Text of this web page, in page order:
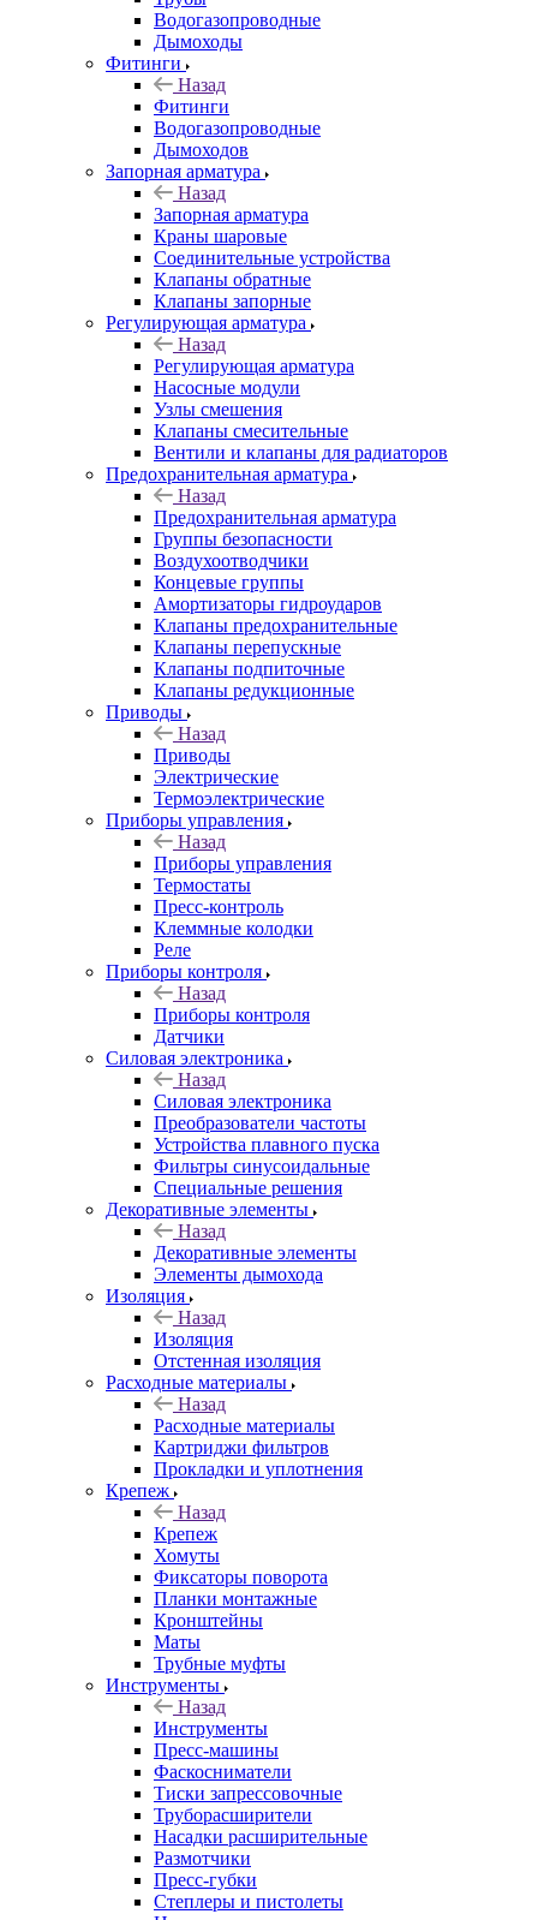
Водогазопроводные
Дымоходы
Фитинги
Назад
Фитинги
Водогазопроводные
Дымоходов
Запорная арматура
Назад
Запорная арматура
Краны шаровые
Соединительные устройства
Клапаны обратные
Клапаны запорные
Регулирующая арматура
Назад
Регулирующая арматура
Насосные модули
Узлы смешения
Клапаны смесительные
Вентили и клапаны для радиаторов
Предохранительная арматура
Назад
Предохранительная арматура
Группы безопасности
Воздухоотводчики
Концевые группы
Амортизаторы гидроударов
Клапаны предохранительные
Клапаны перепускные
Клапаны подпиточные
Клапаны редукционные
Приводы
Назад
Приводы
Электрические
Термоэлектрические
Приборы управления
Назад
Приборы управления
Термостаты
Пресс-контроль
Клеммные колодки
Реле
Приборы контроля
Назад
Приборы контроля
Датчики
Силовая электроника
Назад
Силовая электроника
Преобразователи частоты
Устройства плавного пуска
Фильтры синусоидальные
Специальные решения
Декоративные элементы
Назад
Декоративные элементы
Элементы дымохода
Изоляция
Назад
Изоляция
Отстенная изоляция
Расходные материалы
Назад
Расходные материалы
Картриджи фильтров
Прокладки и уплотнения
Крепеж
Назад
Крепеж
Хомуты
Фиксаторы поворота
Планки монтажные
Кронштейны
Маты
Трубные муфты
Инструменты
Назад
Инструменты
Пресс-машины
Фаскосниматели
Тиски запрессовочные
Труборасширители
Насадки расширительные
Размотчики
Пресс-губки
Степлеры и пистолеты